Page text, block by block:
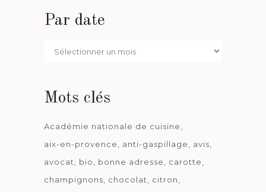
Par date
Par
Mots clés
Académie nationale de cuisine
aix-en-provence
anti-gaspillage
avis
avocat
bio bonne adresse
carotte
champignons
chocolat
citron